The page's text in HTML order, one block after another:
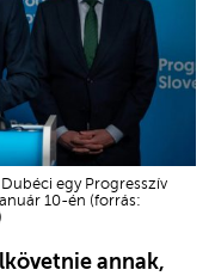
egy Progresszív
10-én (forrás:
annak,